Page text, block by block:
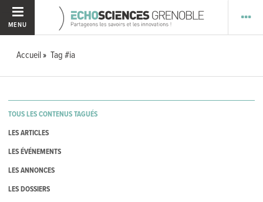
MENU
Accueil Tag #ia
TOUS LES CONTENUS TAGUÉS
LES ARTICLES
LES ÉVÉNEMENTS
LES ANNONCES
LES DOSSIERS